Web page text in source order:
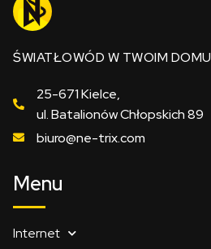
ŚWIATŁOWÓD W TWOIM DOMU
25-671 Kielce,
ul. Batalionów Chłopskich 89
biuro@ne-trix.com
Menu
Internet